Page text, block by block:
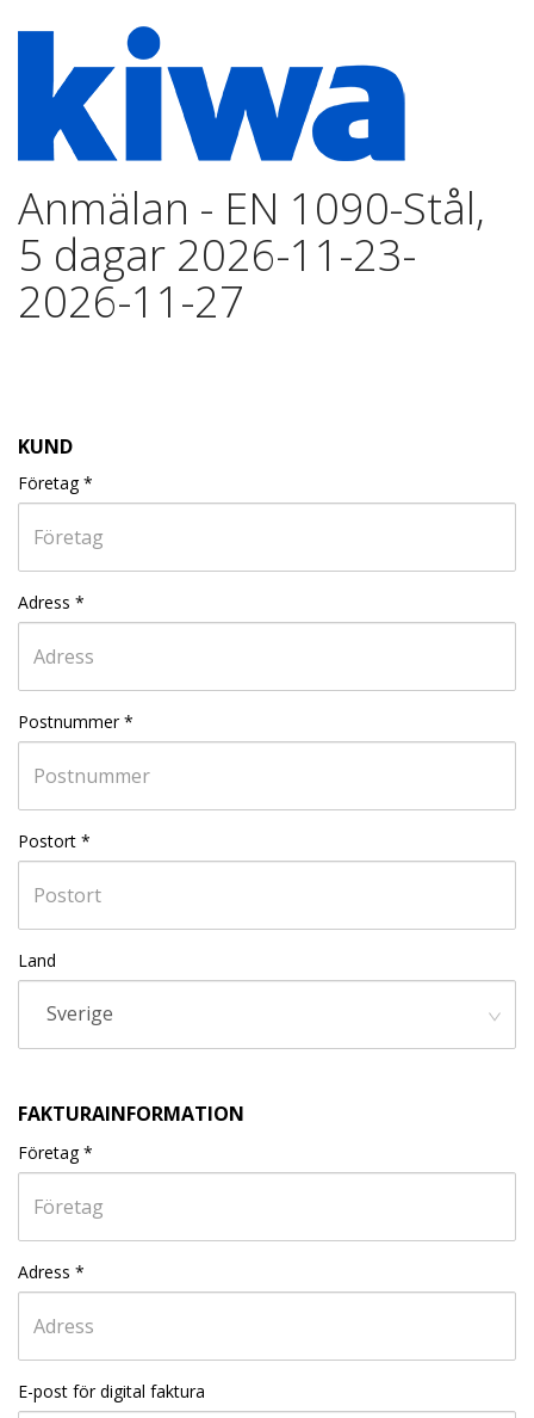
Anmälan - EN 1090-Stål,
5 dagar 2026-11-23-
2026-11-27
KUND
Företag*
Adress *
Postnummer*
Postort *
Land
Sverige
FAKTURAINFORMATION
Företag*
Adress *
E-post för digital faktura